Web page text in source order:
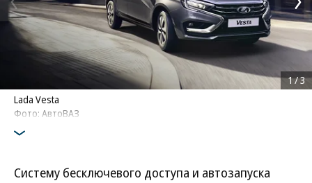
Lada Vesta
Фото: АвтоВАЗ
1/3
Систему бесключевого доступа и автозапуска